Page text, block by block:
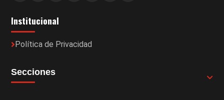
Institucional
Política de Privacidad
Secciones